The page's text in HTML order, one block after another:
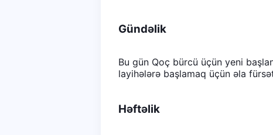
Gündəlik
Bu gün Qoç bürcü üçün yeni
layihələrə başlamaq üçün əla
Həftəlik